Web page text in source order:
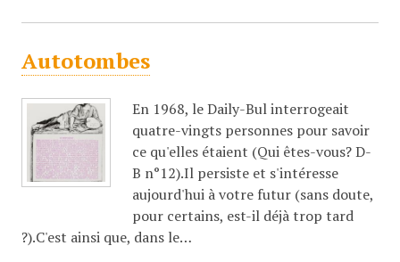
Autotombes
En 1968, le Daily-Bul interrogeait
quatre-vingts personnes pour savoir
ce qu'elles étaient (Qui êtes-vous? D-
B n°12).Il persiste et s'intéresse
aujourd'hui à votre futur (sans doute,
pour certains, est-il déjà trop tard
?).C'est ainsi que, dans le…